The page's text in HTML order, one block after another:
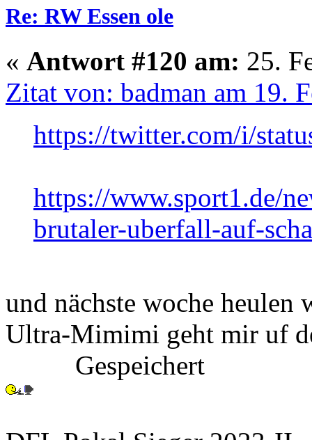
Re: RW Essen ole
« Antwort #120 am: 25.
Zitat von: badman am 19.
https://twitter.com/i/
https://www.sport1.de/
brutaler-uberfall-auf-
und nächste woche heulen
Ultra-Mimimi geht mir uf
Gespeichert